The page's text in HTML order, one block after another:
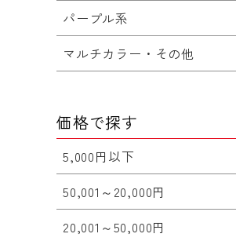
パープル系
マルチカラー・その他
価格で探す
5,000円以下
50,001～20,000円
20,001～50,000円